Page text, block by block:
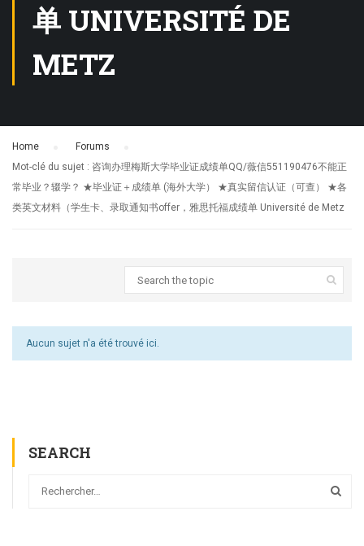
单 UNIVERSITÉ DE
METZ
Home Forums
Mot-clé du sujet : 咨询办理梅斯大学毕业证成绩单QQ/薇信551190476不能正
常毕业？辍学？ ★毕业证＋成绩单 (海外大学） ★真实留信认证（可查） ★各
类英文材料（学生卡、录取通知书offer，雅思托福成绩单 Université de Metz
Aucun sujet n'a été trouvé ici.
SEARCH